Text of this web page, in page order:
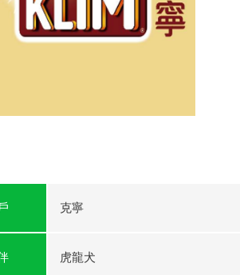
克寧
虎龍犬